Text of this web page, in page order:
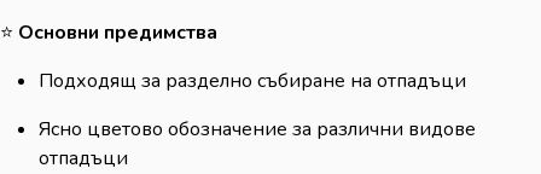
⭐ Основни предимства
Подходящ за разделно събиране на отпадъци
Ясно цветово обозначение за различни видове
отпадъци